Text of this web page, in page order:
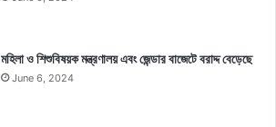
মহিলা ও শিশুবিষয়ক মন্ত্রণালয় এবং জেন্ডার বাজেটে বরাদ্দ বেড়েছে
June 6, 2024